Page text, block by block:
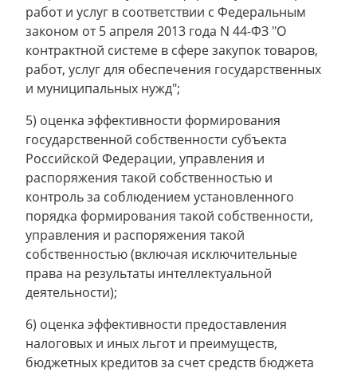
работ и услуг в соответствии с Федеральным
законом от 5 апреля 2013 года N 44-ФЗ "О
контрактной системе в сфере закупок товаров,
работ, услуг для обеспечения государственных
и муниципальных нужд";
5) оценка эффективности формирования
государственной собственности субъекта
Российской Федерации, управления и
распоряжения такой собственностью и
контроль за соблюдением установленного
порядка формирования такой собственности,
управления и распоряжения такой
собственностью (включая исключительные
права на результаты интеллектуальной
деятельности);
6) оценка эффективности предоставления
налоговых и иных льгот и преимуществ,
бюджетных кредитов за счет средств бюджета